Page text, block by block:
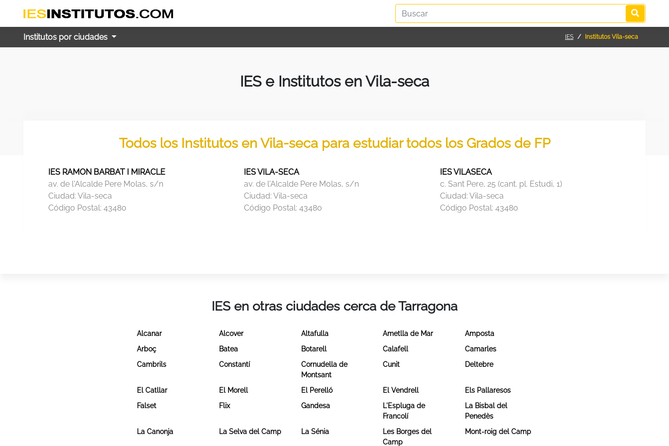
Institutos por ciudades IES Institutos Vila-seca
IES e Institutos en Vila-seca
Todos los Institutos en Vila-seca para estudiar todos los Grados de FP
IES RAMON BARBAT I MIRACLE
av. de l'Alcalde Pere Molas, s/n
Ciudad: Vila-seca
Código Postal: 43480
IES VILA-SECA
av. de l'Alcalde Pere Molas, s/n
Ciudad:Vila-seca
Código Postal:43480
IES VILASECA
c. Sant Pere, 25 (cant. pl. Estudi, 1)
Ciudad: Vila-seca
Código Postal: 43480
IES en otras ciudades cerca de Tarragona
Alcanar Alcover Altafulla Ametlla de Mar
Amposta
Arboç
Batea Botarell Calafell
Camarles
Cambrils
Constantí
Cornudella de
Montsant
Cunit Deltebre
El Catllar El Morell El Perelló El Vendrell
Els Pallaresos
Falset
Flix Gandesa
L'Espluga de
Francolí
La Bisbal del
Penedès
La Canonja
La Selva del Camp La Sénia
Les Borges del
Camp
Mont-roig del Camp